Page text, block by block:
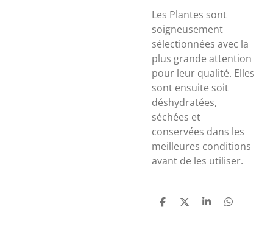
Les Plantes sont
soigneusement
sélectionnées avec la
plus grande attention
pour leur qualité. Elles
sont ensuite soit
déshydratées,
séchées et
conservées dans les
meilleures conditions
avant de les utiliser.
P
P
P
P